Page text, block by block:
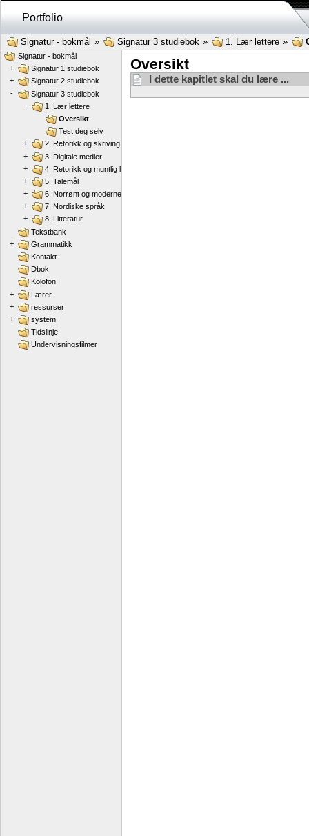
Portfolio
Signatur - bokmål » Signatur 3 studiebok » 1. Lær lettere »
Oversikt
I dette kapitlet skal du lære ...
Signatur - bokmål
+
Signatur 1 studiebok
+
Signatur 2 studiebok
-
Signatur 3 studiebok
-
1. Lær lettere
Oversikt
Test deg selv
+
2. Retorikk og skriving
+
3. Digitale medier
+
4. Retorikk og muntlig kommunikasjon
+
5. Talemål
+
6. Norrønt og moderne norsk
+
7. Nordiske språk
+
8. Litteratur
Tekstbank
+
Grammatikk
Kontakt
Dbok
Kolofon
+
Lærer
+
ressurser
+
system
Tidslinje
Undervisningsfilmer